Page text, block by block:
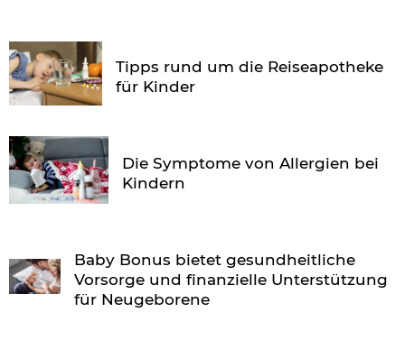
Tipps rund um die Reiseapotheke
für Kinder
Die Symptome von Allergien bei
Kindern
Baby Bonus bietet gesundheitliche
Vorsorge und finanzielle Unterstützung
für Neugeborene